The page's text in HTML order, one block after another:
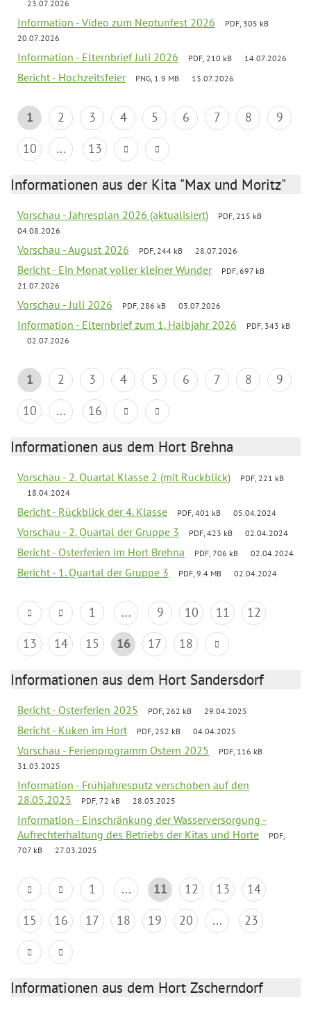
23.07.2026
Information - Video zum Neptunfest 2026
PDF, 305 kB
20.07.2026
Information - Elternbrief Juli 2026 PDF, 210 kB 14.07.2026
Bericht - Hochzeitsfeier PNG, 1.9 MB 13.07.2026
1 2 3 4 5 6 7 8
9
10
... 13
Informationen aus der Kita "Max und Moritz"
Vorschau - Jahresplan 2026 (aktualisiert)
PDF, 215 kB
04.08.2026
Vorschau - August 2026 PDF, 244 kB 28.07.2026
Bericht - Ein Monat voller kleiner Wunder
PDF, 697 kB
21.07.2026
Vorschau - Juli 2026 PDF, 286 kB 03.07.2026
Information - Elternbrief zum 1. Halbjahr 2026
PDF, 343 kB
02.07.2026
1 2 3 4 5 6 7 8
9
10
... 16
Informationen aus dem Hort Brehna
Vorschau - 2. Quartal Klasse 2 (mit Rückblick)
PDF, 221 kB
18.04.2024
Bericht - Rückblick der 4. Klasse PDF, 401 kB 05.04.2024
Vorschau - 2. Quartal der Gruppe 3 PDF, 423 kB 02.04.2024
Bericht - Osterferien im Hort Brehna PDF, 706 kB 02.04.2024
Bericht - 1. Quartal der Gruppe 3 PDF, 9.4 MB 02.04.2024
1 ... 9 10 11
12
13
14 15 16 17 18
Informationen aus dem Hort Sandersdorf
Bericht - Osterferien 2025 PDF, 262 kB 29.04.2025
Bericht - Küken im Hort PDF, 252 kB 04.04.2025
Vorschau - Ferienprogramm Ostern 2025
PDF, 116 kB
31.03.2025
Information - Frühjahresputz verschoben auf den
28.05.2025
PDF, 72 kB 28.03.2025
Information - Einschränkung der Wasserversorgung -
Aufrechterhaltung des Betriebs der Kitas und Horte
PDF,
707 kB
27.03.2025
1 ... 11 12 13
14
15
16 17 18 19 20 ... 23
Informationen aus dem Hort Zscherndorf